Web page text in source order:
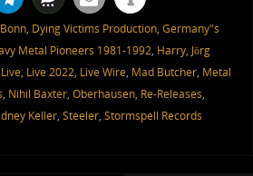
Bonn, Dying Victims Production, Germany"s
Metal Pioneers 1981-1992, Harry, Jörg
Live, Live 2022, Live Wire, Mad Butcher, Metal
, Nihil Baxter, Oberhausen, Re-Releases,
Keller, Steeler, Stormspell Records